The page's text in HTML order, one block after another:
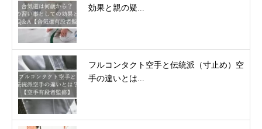
効果と親の疑...
フルコンタクト空手と伝統派（寸止め）空
手の違いとは...